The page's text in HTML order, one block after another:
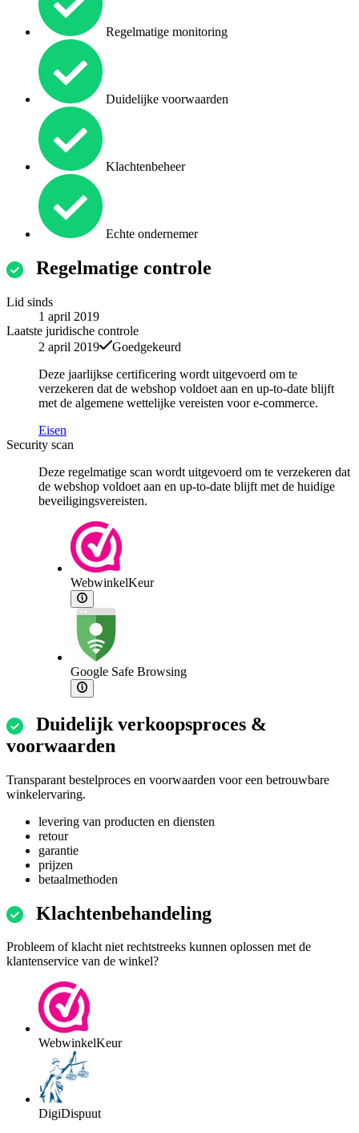
Regelmatige monitoring
Duidelijke voorwaarden
Klachtenbeheer
Echte ondernemer
Regelmatige controle
Lid sinds
1 april 2019
Laatste juridische controle
2 april 2019
Goedgekeurd
Deze jaarlijkse certificering wordt uitgevoerd om te
verzekeren dat de webshop voldoet aan en up-to-date blijft
met de algemene wettelijke vereisten voor e-commerce.
Eisen
Security scan
Deze regelmatige scan wordt uitgevoerd om te verzekeren dat
de webshop voldoet aan en up-to-date blijft met de huidige
beveiligingsvereisten.
WebwinkelKeur
Google Safe Browsing
Duidelijk verkoopsproces &
voorwaarden
Transparant bestelproces en voorwaarden voor een betrouwbare
winkelervaring.
levering van producten en diensten
retour
garantie
prijzen
betaalmethoden
Klachtenbehandeling
Probleem of klacht niet rechtstreeks kunnen oplossen met de
klantenservice van de winkel?
WebwinkelKeur
DigiDispuut